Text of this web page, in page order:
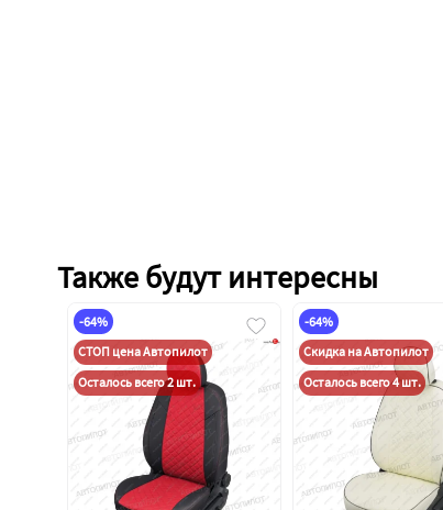
Также будут интересны
-64%
СТОП цена Автопилот
Осталось всего 2 шт.
-64%
Скидка на Автопилот
Осталось всего 4 шт.